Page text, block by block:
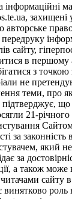
захищені
авторське
сайту,
в першому
з точкою
не
теми, про
що
21-
за
який
за
а також може
сайту
роль